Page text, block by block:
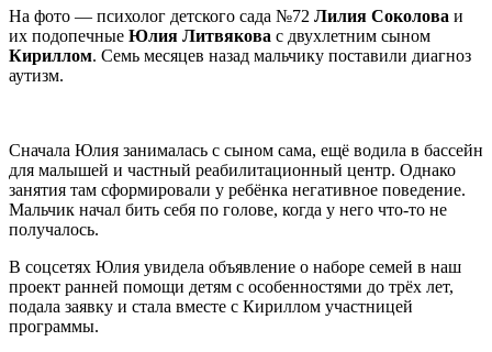
На фото — психолог детского сада №72 Лилия Соколова и
их подопечные Юлия Литвякова с двухлетним сыном
Кириллом. Семь месяцев назад мальчику поставили диагноз
аутизм.
Сначала Юлия занималась с сыном сама, ещё водила в бассейн
для малышей и частный реабилитационный центр. Однако
занятия там сформировали у ребёнка негативное поведение.
Мальчик начал бить себя по голове, когда у него что-то не
получалось.
В соцсетях Юлия увидела объявление о наборе семей в наш
проект ранней помощи детям с особенностями до трёх лет,
подала заявку и стала вместе с Кириллом участницей
программы.